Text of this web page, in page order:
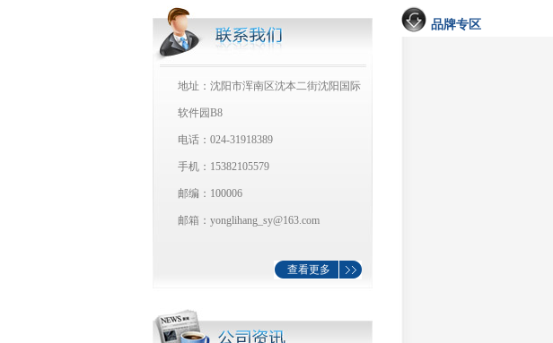
地址：沈阳市浑南区沈本二街沈阳国际
软件园B8
电话：024-31918389
手机：15382105579
邮编：100006
邮箱：yonglihang_sy@163.com
查看更多
品牌专区